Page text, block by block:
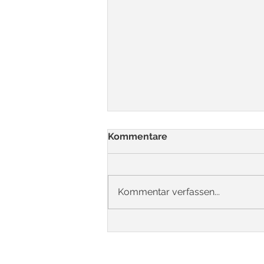
Kommentare
Kommentar verfassen...